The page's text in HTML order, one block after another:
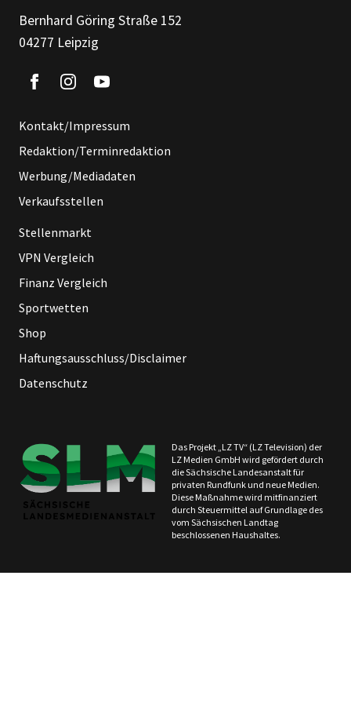
Bernhard Göring Straße 152
04277 Leipzig
Kontakt/Impressum
Redaktion/Terminredaktion
Werbung/Mediadaten
Verkaufsstellen
Stellenmarkt
VPN Vergleich
Finanz Vergleich
Sportwetten
Shop
Haftungsausschluss/Disclaimer
Datenschutz
Das Projekt „LZ TV“ (LZ Television) der
LZ Medien GmbH wird gefördert durch
die Sächsische Landesanstalt für
privaten Rundfunk und neue Medien.
Diese Maßnahme wird mitfinanziert
durch Steuermittel auf Grundlage des
vom Sächsischen Landtag
beschlossenen Haushaltes.